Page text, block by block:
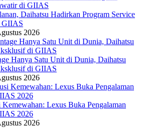
Daihatsu Hadirkan Program Service
GIIAS
2026
Hanya Satu Unit di Dunia, Daihatsu
di GIIAS
2026
Lexus Buka Pengalaman
2026
2026